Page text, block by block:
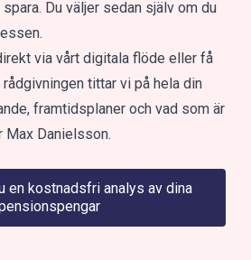
Du väljer sedan själv om du
via vårt digitala flöde eller få
tittar vi på hela din
framtidsplaner och vad som är
Danielsson.
en kostnadsfri analys av dina